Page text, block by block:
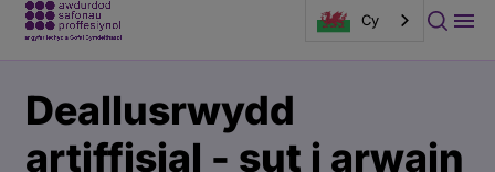
Cy
gynnwys
tudalen
Deallusrwydd
artiffisial - sut i arwain